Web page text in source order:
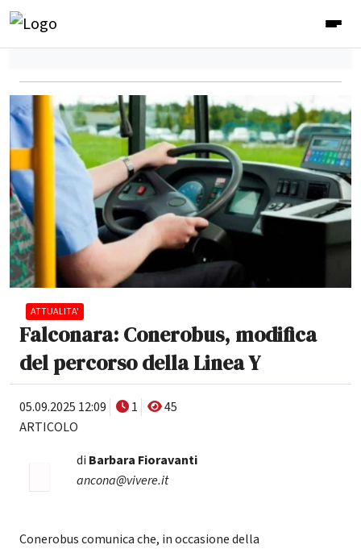
ATTUALITA'
Falconara: Conerobus, modifica
del percorso della Linea Y
05.09.2025 12:09 1
45
ARTICOLO
di Barbara Fioravanti
ancona@vivere.it
Conerobus comunica che, in occasione della